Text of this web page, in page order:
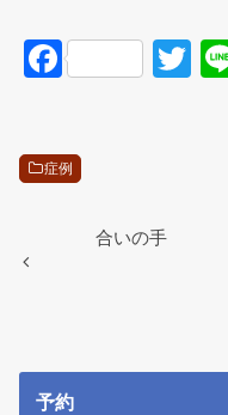
F
e
T
症例
合いの手
予約